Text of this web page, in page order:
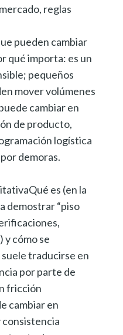
reglas
pueden cambiar
qué importa: es un
pequeños
mover volúmenes
cambiar en
de producto,
logística
demoras.
es (en la
demostrar “piso
y cómo se
traducirse en
por parte de
fricción
cambiar en